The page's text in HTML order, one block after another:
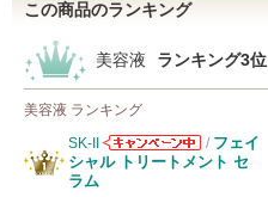
この商品のランキング
美容液 ランキング3位
美容液 ランキング
SK-II
SK-IIからのお
/ フェイ
シャル トリートメント セ
ラム